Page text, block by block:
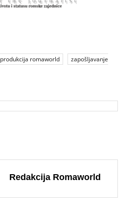
produkcija romaworld
zapošljavanje
Redakcija Romaworld